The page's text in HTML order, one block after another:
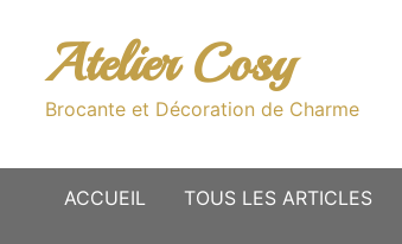
contenuAtelier Cosy
Brocante et Décoration de Charme
ACCUEIL TOUS LES ARTICLES